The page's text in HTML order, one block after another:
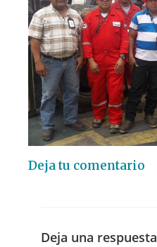
Deja tu comentario
Deja una respuesta